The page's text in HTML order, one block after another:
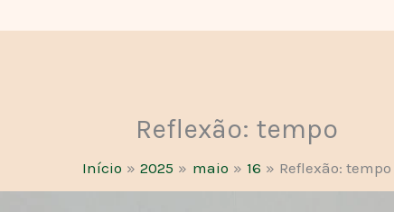
Reflexão: tempo
Início 2025 maio 16 Reflexão: tempo